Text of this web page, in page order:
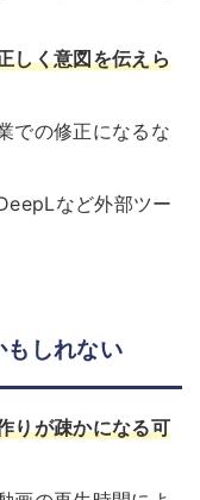
しく意図を伝えら
での修正になるな
など外部ツー
もしれない
りが疎かになる可